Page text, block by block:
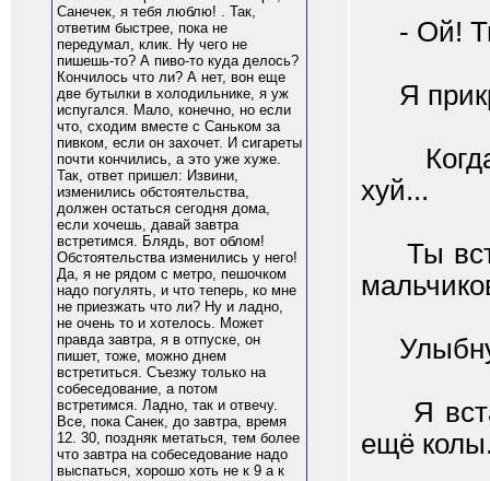
Санечек, я тебя люблю! . Так,
ответим быстрее, пока не
передумал, клик. Ну чего не
пишешь-то? А пиво-то куда делось?
Кончилось что ли? А нет, вон еще
две бутылки в холодильнике, я уж
испугался. Мало, конечно, но если
что, сходим вместе с Саньком за
пивком, если он захочет. И сигареты
почти кончились, а это уже хуже.
Так, ответ пришел: Извини,
изменились обстоятельства,
должен остаться сегодня дома,
если хочешь, давай завтра
встретимся. Блядь, вот облом!
Обстоятельства изменились у него!
Да, я не рядом с метро, пешочком
надо погулять, и что теперь, ко мне
не приезжать что ли? Ну и ладно,
не очень то и хотелось. Может
правда завтра, я в отпуске, он
пишет, тоже, можно днем
встретиться. Съезжу только на
собеседование, а потом
встретимся. Ладно, так и отвечу.
Все, пока Санек, до завтра, время
12. 30, поздняк метаться, тем более
что завтра на собеседование надо
выспаться, хорошо хоть не к 9 а к
- Ой! Ты
Я
Когда
хуй...
Ты
Я
ещё